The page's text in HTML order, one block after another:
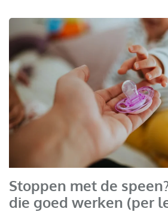
Stoppen met de
die goed werken (per